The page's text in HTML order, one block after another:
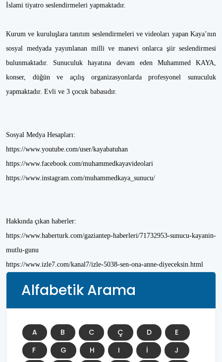
İslami tiyatro seslendirmeleri yapmaktadır.
Kurum ve kuruluşlara tanıtım seslendirmeleri ve videoları yapan Kaya’nın
sosyal medyada yayımlanan milli ve manevi onlarca şiir seslendirmesi
bulunmaktadır. Sunuculuk hayatına devam eden Muhammed KAYA,
konser, düğün ve açılış organizasyonlarda profesyonel sunuculuk
yapmaktadır. Evli ve 3 çocuk babasıdır.
Sosyal Medya Hesapları:
https://www.youtube.com/user/kayabatuhan
https://www.facebook.com/muhammedkayavideolari
https://www.instagram.com/muhammedkaya_sunucu/
Hakkında çıkan haberler:
https://www.haberturk.com/gaziantep-haberleri/71732953-sunucu-kayanin-
mutlu-gunu
https://www.izle7.com/kanal7/izle-5038-sen-ona-anne-diyeceksin.html
Alfabetik Arama
A B C Ç D
E
F
G H I İ
J